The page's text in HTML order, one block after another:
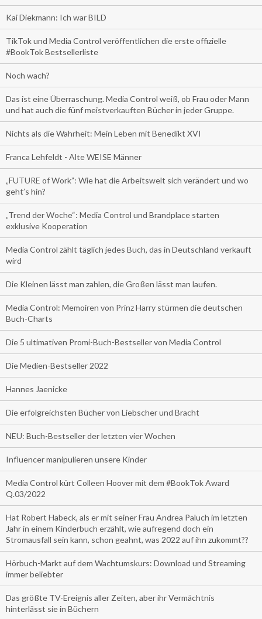
Kai Diekmann: Ich war BILD
TikTok und Media Control veröffentlichen die erste offizielle
#BookTok Bestsellerliste
Noch wach?
Das ist eine Überraschung. Media Control weiß, ob Frau oder Mann
und hat auch die fünf meistverkauften Bücher in jeder Gruppe.
Nichts als die Wahrheit: Mein Leben mit Benedikt XVI
Franca Lehfeldt - Alte WEISE Männer
„FUTURE of Work”: Wie hat die Arbeitswelt sich verändert und wo
geht’s hin?
„Trend der Woche“: Media Control und Brandplace starten
exklusive Kooperation
Media Control zählt täglich jedes Buch, das in Deutschland verkauft
wird
Die Kleinen lässt man zahlen, die Großen lässt man laufen.
Media Control: Memoiren von Prinz Harry stürmen die deutschen
Buch-Charts
Die 5 ultimativen Promi-Buch-Bestseller von Media Control
Die Medien-Bestseller 2022
Hannes Jaenicke
Die erfolgreichsten Bücher von Liebscher und Bracht
NEU: Buch-Bestseller der letzten vier Wochen
Influencer manipulieren unsere Kinder
Media Control kürt Colleen Hoover mit dem #BookTok Award
Q.03/2022
Hat Robert Habeck, als er mit seiner Frau Andrea Paluch im letzten
Jahr in einem Kinderbuch erzählt, wie aufregend doch ein
Stromausfall sein kann, schon geahnt, was 2022 auf ihn zukommt??
Hörbuch-Markt auf dem Wachtumskurs: Download und Streaming
immer beliebter
Das größte TV-Ereignis aller Zeiten, aber ihr Vermächtnis
hinterlässt sie in Büchern